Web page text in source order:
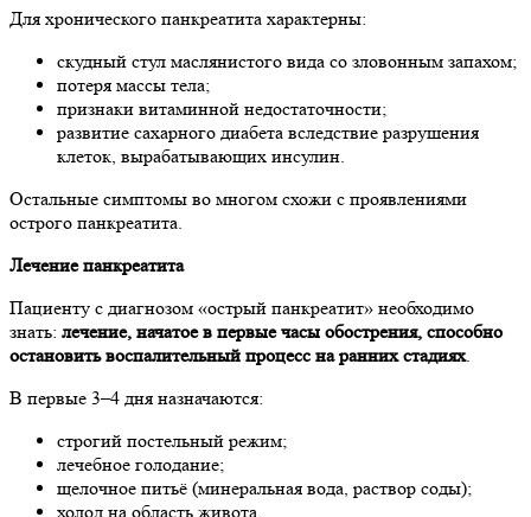
Для хронического панкреатита характерны:
скудный стул маслянистого вида со зловонным запахом;
потеря массы тела;
признаки витаминной недостаточности;
развитие сахарного диабета вследствие разрушения
клеток, вырабатывающих инсулин.
Остальные симптомы во многом схожи с проявлениями
острого панкреатита.
Лечение панкреатита
Пациенту с диагнозом «острый панкреатит» необходимо
знать: лечение, начатое в первые часы обострения, способно
остановить воспалительный процесс на ранних стадиях.
В первые 3–4 дня назначаются:
строгий постельный режим;
лечебное голодание;
щелочное питьё (минеральная вода, раствор соды);
холод на область живота.